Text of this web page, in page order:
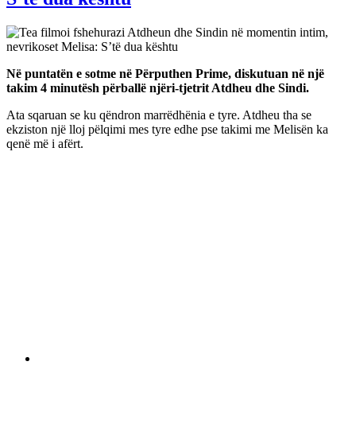
Në puntatën e sotme në Përputhen Prime, diskutuan në një
takim 4 minutësh përballë njëri-tjetrit Atdheu dhe Sindi.
Ata sqaruan se ku qëndron marrëdhënia e tyre. Atdheu tha se
ekziston një lloj pëlqimi mes tyre edhe pse takimi me Melisën ka
qenë më i afërt.